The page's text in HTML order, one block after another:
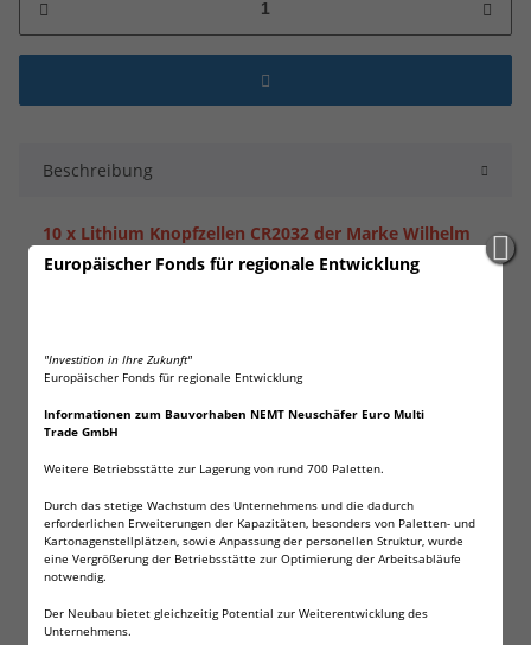
Europäischer Fonds für regionale Entwicklung
"Investition in Ihre Zukunft"
Europäischer Fonds für regionale Entwicklung
Informationen zum Bauvorhaben NEMT Neuschäfer Euro Multi
Trade GmbH
Weitere Betriebsstätte zur Lagerung von rund 700 Paletten.
Durch das stetige Wachstum des Unternehmens und die dadurch
erforderlichen Erweiterungen der Kapazitäten, besonders von Paletten- und
Kartonagenstellplätzen, sowie Anpassung der personellen Struktur, wurde
eine Vergrößerung der Betriebsstätte zur Optimierung der Arbeitsabläufe
notwendig.
Der Neubau bietet gleichzeitig Potential zur Weiterentwicklung des
Unternehmens.
Beschreibung
10 x Lithium Knopfzellen CR2032 der Marke Wilhelm
Großverpackung geliefert, sind jedoch
kurzschlusssicher verpackt.
Größe: CR2032
Lithium Knopfzelle
Höhe: 3,2mm
Duechmesser: 20mm
Spannung: 3V